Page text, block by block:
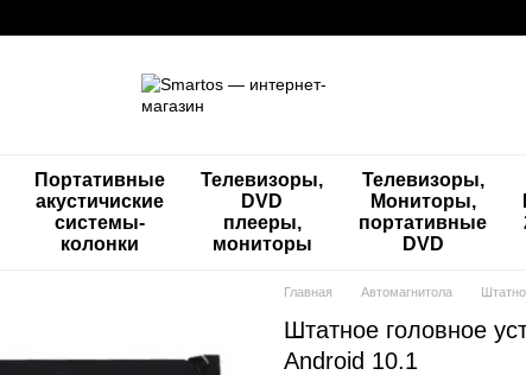
Портативные
акустичиские
системы-
колонки
Телевизоры,
DVD
плееры,
мониторы
Телевизоры,
Мониторы,
портативные
DVD
Главная Автомагнитола
Штатное головное
Android 10.1